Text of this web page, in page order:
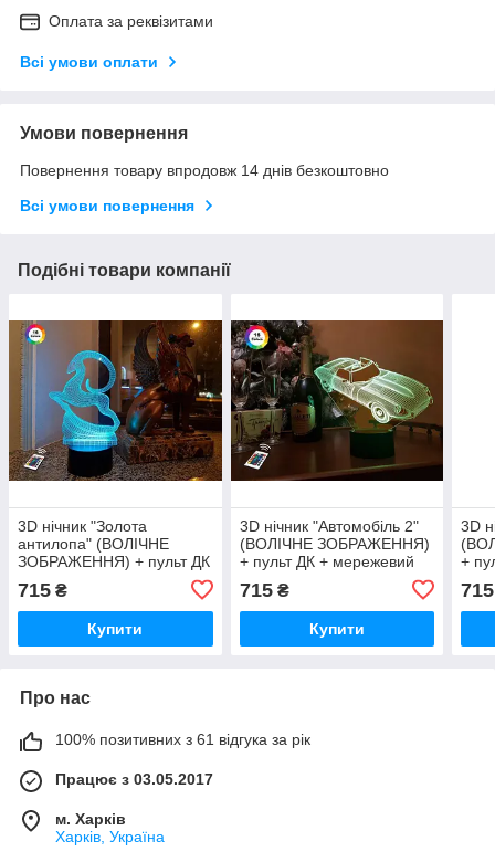
Оплата за реквізитами
Всі умови оплати
Умови повернення
Повернення товару впродовж 14 днів безкоштовно
Всі умови повернення
Подібні товари компанії
3D нічник "Золота
антилопа" (ВОЛІЧНЕ
ЗОБРАЖЕННЯ) + пульт ДК
+батарейки (3ААА)
3DTOYSLAMP
715 ₴
Купити
3D нічник "Автомобіль 2"
(ВОЛІЧНЕ ЗОБРАЖЕННЯ)
+ пульт ДК + мережевий
(3ААА) 3DTOYSLAMP
715₴
Купити
3D
+
715
Про нас
100% позитивних з 61 відгука за рік
Працює з 03.05.2017
м. Харків
Харків, Україна